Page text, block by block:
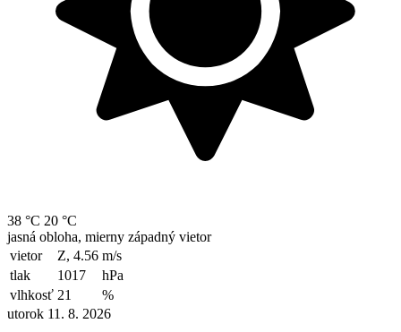
38 °C 20 °C
jasná obloha, mierny západný vietor
vietor
Z, 4.56 m/s
tlak
1017
hPa
vlhkosť 21
%
utorok 11. 8. 2026